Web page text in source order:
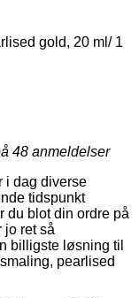
gold, 20 ml/ 1
48 anmeldelser
i dag diverse
tidspunkt
du blot din ordre på
jo ret så
billigste løsning til
pearlised